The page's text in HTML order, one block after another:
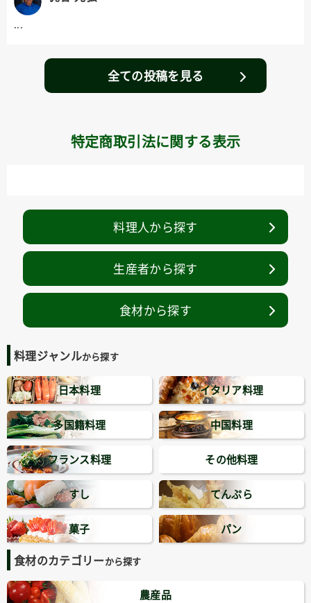
料理人から探す
生産者から探す
食材から探す
料理ジャンルから探す
日本料理 イタリア料理
多国籍料理 中国料理
フランス料理 その他料理
すし てんぷら
菓子 パン
食材のカテゴリーから探す
農産品
全ての投稿を見る
特定商取引法に関する表示